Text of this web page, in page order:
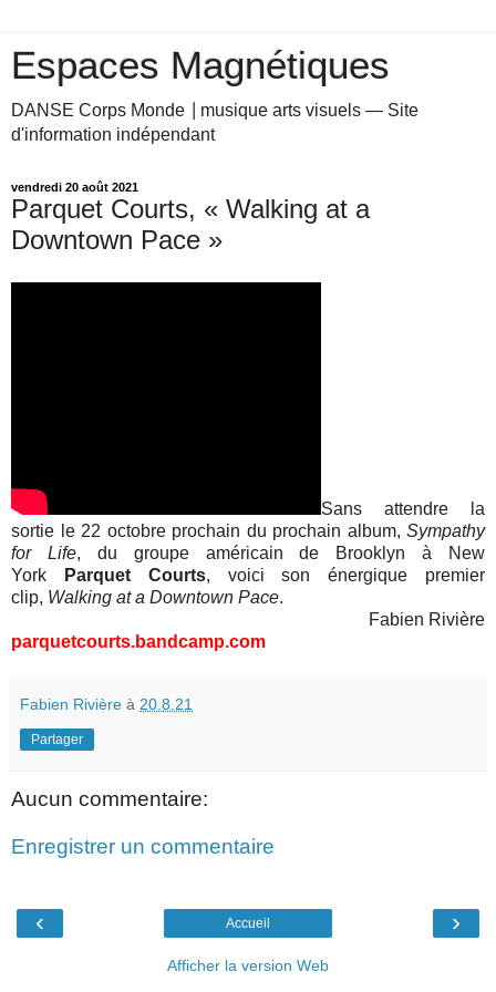
Espaces Magnétiques
DANSE Corps Monde ⎥ musique arts visuels — Site
d'information indépendant
vendredi 20 août 2021
Parquet Courts, « Walking at a
Downtown Pace »
Sans attendre la
sortie le 22 octobre prochain du prochain album, Sympathy
for Life, du groupe américain de
Brooklyn à New
York
Parquet Courts, voici son énergique premier
clip, Walking at a Downtown Pace.
Fabien Rivière
parquetcourts.bandcamp.com
Fabien Rivière à 20.8.21
Partager
Aucun commentaire:
Enregistrer un commentaire
‹ ›
Accueil
Afficher la version Web